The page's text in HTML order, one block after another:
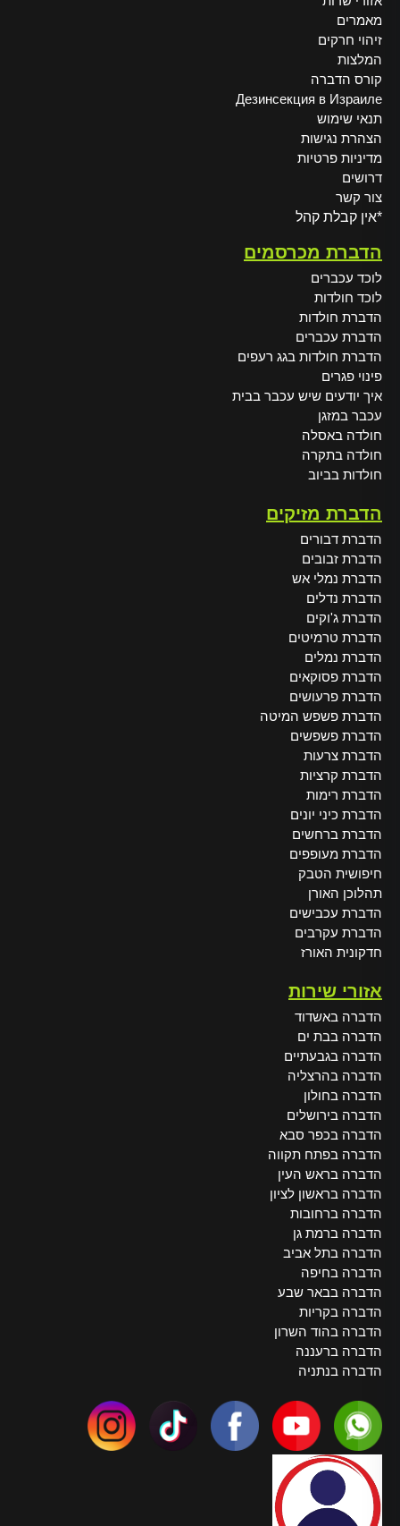
מאמרים
זיהוי חרקים
המלצות
קורס הדברה
Дезинсекция в Израиле
תנאי שימוש
הצהרת נגישות
מדיניות פרטיות
דרושים
צור קשר
*אין קבלת קהל
הדברת מכרסמים
לוכד עכברים
לוכד חולדות
הדברת חולדות
הדברת עכברים
הדברת חולדות בגג רעפים
פינוי פגרים
איך יודעים שיש עכבר בבית
עכבר במזגן
חולדה באסלה
חולדה בתקרה
חולדות בביוב
הדברת מזיקים
הדברת דבורים
הדברת זבובים
הדברת נמלי אש
הדברת נדלים
הדברת ג'וקים
הדברת טרמיטים
הדברת נמלים
הדברת פסוקאים
הדברת פרעושים
הדברת פשפש המיטה
הדברת פשפשים
הדברת צרעות
הדברת קרציות
הדברת רימות
הדברת כיני יונים
הדברת ברחשים
הדברת מעופפים
חיפושית הטבק
תהלוכן האורן
הדברת עכבישים
הדברת עקרבים
חדקונית האורז
אזורי שירות
הדברה באשדוד
הדברה בבת ים
הדברה בגבעתיים
הדברה בהרצליה
הדברה בחולון
הדברה בירושלים
הדברה בכפר סבא
הדברה בפתח תקווה
הדברה בראש העין
הדברה בראשון לציון
הדברה ברחובות
הדברה ברמת גן
הדברה בתל אביב
הדברה בחיפה
הדברה בבאר שבע
הדברה בקריות
הדברה בהוד השרון
הדברה ברעננה
הדברה בנתניה